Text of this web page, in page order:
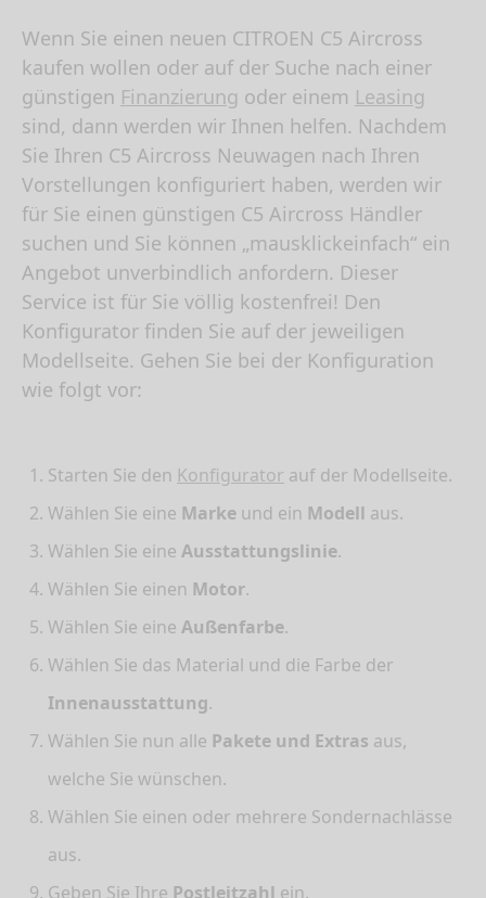
Wenn Sie einen neuen CITROEN C5 Aircross
kaufen wollen oder auf der Suche nach einer
günstigen Finanzierung oder einem Leasing
sind, dann werden wir Ihnen helfen. Nachdem
Sie Ihren C5 Aircross Neuwagen nach Ihren
Vorstellungen konfiguriert haben, werden wir
für Sie einen günstigen C5 Aircross Händler
suchen und Sie können „mausklickeinfach“ ein
Angebot unverbindlich anfordern. Dieser
Service ist für Sie völlig kostenfrei! Den
Konfigurator finden Sie auf der jeweiligen
Modellseite. Gehen Sie bei der Konfiguration
wie folgt vor:
Starten Sie den Konfigurator auf der Modellseite.
Wählen Sie eine Marke und ein Modell aus.
Wählen Sie eine Ausstattungslinie.
Wählen Sie einen Motor.
Wählen Sie eine Außenfarbe.
Wählen Sie das Material und die Farbe der
Innenausstattung.
Wählen Sie nun alle Pakete und Extras aus,
welche Sie wünschen.
Wählen Sie einen oder mehrere Sondernachlässe
aus.
Geben Sie Ihre Postleitzahl ein.